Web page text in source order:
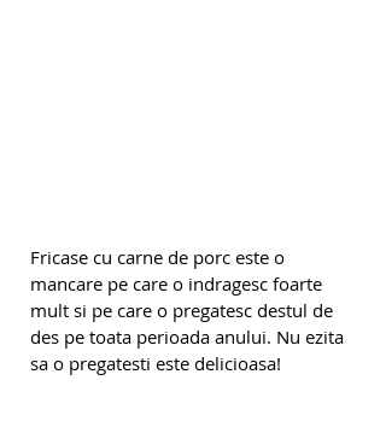
Fricase cu carne de porc este o
mancare pe care o indragesc foarte
mult si pe care o pregatesc destul de
des pe toata perioada anului. Nu ezita
sa o pregatesti este delicioasa!